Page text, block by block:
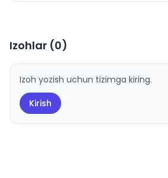
Izohlar (0)
Izoh yozish uchun tizimga kiring.
Kirish